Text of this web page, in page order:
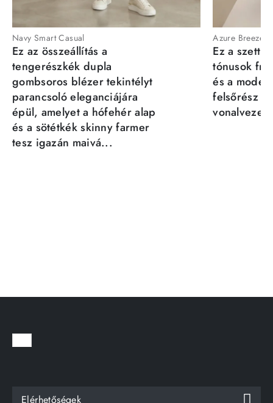
Navy Smart Casual
Ez az összeállítás a
tengerészkék dupla
gombsoros blézer tekintélyt
parancsoló eleganciájára
épül, amelyet a hófehér alap
és a sötétkék skinny farmer
tesz igazán maivá...
Azure Breeze
Ez a szett
tónusok
és a
felsőrész
Elérhetőségek